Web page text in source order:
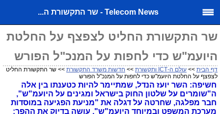
Telecom News - שר התקשורת ה...
שר התקשורת החליט לצפצף על החלטת
היועמ"ש כדי לחפות על המנכ"ל הפורש
דף הבית >> עולם ה-ICT ותקשורת >> חדשות משרד התקשורת >> שר התקשורת החליט
לצפצף על החלטת היועמ"ש כדי לחפות על המנכ"ל הפורש
חשיפה: השר יועז הנדל, שמתיימר להיות כטענתו בין אלה
ה"שומרים על שלטון החוק בישראל ומגינים על היועמ"ש",
חבר מפלגה, שחרטה על דגלה את "מניעת הפגיעה במוסדות
מערכת המשפט ובמיוחד היועמ"ש", עושה בדיוק את ההפך: